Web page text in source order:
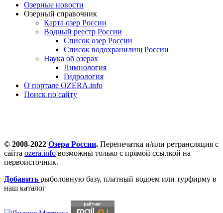
Озерные новости
Озерный справочник
Карта озер России
Водный реестр России
Список озер России
Список водохранилищ России
Наука об озерах
Лимнология
Гидрология
О портале OZERA.info
Поиск по сайту
© 2008-2022 Озера России. Перепечатка и/или ретрансляция с
сайта ozera.info возможны только с прямой ссылкой на
первоисточник.
Добавить рыболовную базу, платный водоем или турфирму в
наш каталог